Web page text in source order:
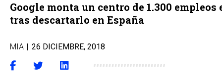
Google monta un centro de 1.300
tras descartarlo en España
MIA | 26 DICIEMBRE, 2018